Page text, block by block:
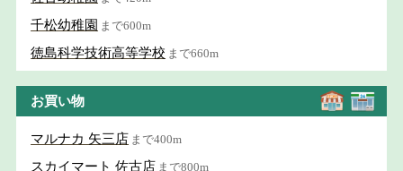
千松幼稚園 まで600m
徳島科学技術高等学校 まで660m
お買い物
マルナカ 矢三店 まで400m
スカイマート 佐古店 まで800m